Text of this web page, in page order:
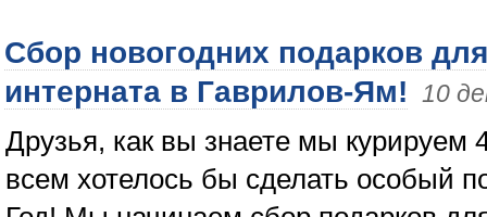
Сбор новогодних подарков
интерната в Гаврилов-Ям!
10
Друзья, как вы знаете мы курируем
всем хотелось бы сделать особый